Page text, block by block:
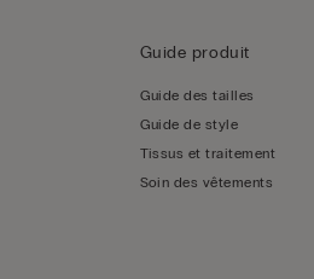
Guide produit
Guide des tailles
Guide de style
Tissus et traitement
Soin des vêtements